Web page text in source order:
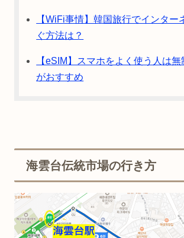
【WiFi事情】韓国旅行でインター
ぐ方法は？
【eSIM】スマホをよく使う人は
がおすすめ
海雲台伝統市場の行き方